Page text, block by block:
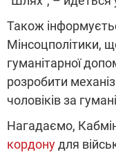
Також
Мінсоцполітики,
гуманітарної
розробити
чоловіків за
Нагадаємо,
кордонудля